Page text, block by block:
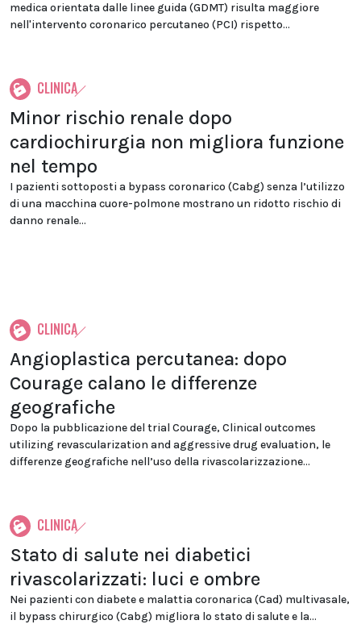
medica orientata dalle linee guida (GDMT) risulta maggiore
nell'intervento coronarico percutaneo (PCI) rispetto...
CLINICA
Minor rischio renale dopo
cardiochirurgia non migliora funzione
nel tempo
I pazienti sottoposti a bypass coronarico (Cabg) senza l’utilizzo
di una macchina cuore-polmone mostrano un ridotto rischio di
danno renale...
CLINICA
Angioplastica percutanea: dopo
Courage calano le differenze
geografiche
Dopo la pubblicazione del trial Courage, Clinical outcomes
utilizing revascularization and aggressive drug evaluation, le
differenze geografiche nell’uso della rivascolarizzazione...
CLINICA
Stato di salute nei diabetici
rivascolarizzati: luci e ombre
Nei pazienti con diabete e malattia coronarica (Cad) multivasale,
il bypass chirurgico (Cabg) migliora lo stato di salute e la...